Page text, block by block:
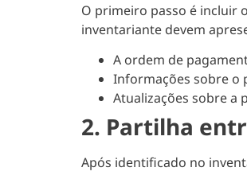
O primeiro passo é incluir
inventariante devem
A ordem de
Informações sobre o
Atualizações sobre a
2. Partilha
Após identificado no